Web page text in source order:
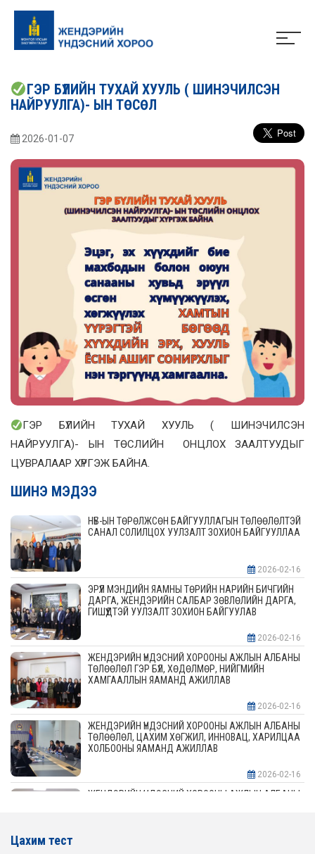
ГЭР БҮЛИЙН ТУХАЙ ХУУЛЬ ( ШИНЭЧИЛСЭН
НАЙРУУЛГА)- ЫН ТӨСӨЛ
2026-01-07
ГЭР БҮЛИЙН ТУХАЙ ХУУЛЬ ( ШИНЭЧИЛСЭН
НАЙРУУЛГА)- ЫН ТӨСЛИЙН ОНЦЛОХ ЗААЛТУУДЫГ
ЦУВРАЛААР ХҮРГЭЖ БАЙНА.
ШИНЭ МЭДЭЭ
НҮБ-ЫН ТӨРӨЛЖСӨН БАЙГУУЛЛАГЫН ТӨЛӨӨЛӨЛТЭЙ
САНАЛ СОЛИЛЦОХ УУЛЗАЛТ ЗОХИОН БАЙГУУЛЛАА
2026-02-16
ЭРҮҮЛ МЭНДИЙН ЯАМНЫ ТӨРИЙН НАРИЙН БИЧГИЙН
ДАРГА, ЖЕНДЭРИЙН САЛБАР ЗӨВЛӨЛИЙН ДАРГА,
ГИШҮҮДТЭЙ УУЛЗАЛТ ЗОХИОН БАЙГУУЛАВ
2026-02-16
ЖЕНДЭРИЙН ҮНДЭСНИЙ ХОРООНЫ АЖЛЫН АЛБАНЫ
ТӨЛӨӨЛӨЛ ГЭР БҮЛ, ХӨДӨЛМӨР, НИЙГМИЙН
ХАМГААЛЛЫН ЯАМАНД АЖИЛЛАВ
2026-02-16
ЖЕНДЭРИЙН ҮНДЭСНИЙ ХОРООНЫ АЖЛЫН АЛБАНЫ
ТӨЛӨӨЛӨЛ, ЦАХИМ ХӨГЖИЛ, ИННОВАЦ, ХАРИЛЦАА
ХОЛБООНЫ ЯАМАНД АЖИЛЛАВ
2026-02-16
ЖЕНДЭРИЙН ҮНДЭСНИЙ ХОРООНЫ АЖЛЫН АЛБАНЫ
Цахим тест